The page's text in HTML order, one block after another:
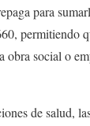
para
permitiendo
obra social o
de salud,